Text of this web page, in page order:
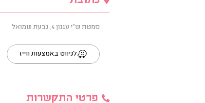
סמטת ש"י עגנון 4, גבעת שמואל
לניווט באמצעות ווייז
פרטי התקשרות